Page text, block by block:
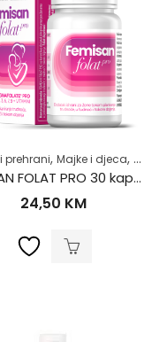
,Samoliječenje,
prehrani, Majke i djeca,
FEMISAN FOLAT PRO 30 kapsula
24,50 KM